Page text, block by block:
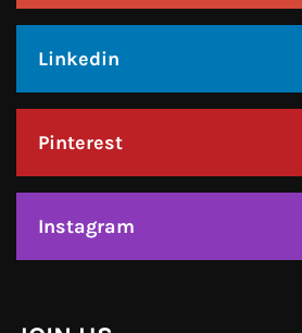
Pinterest
Instagram